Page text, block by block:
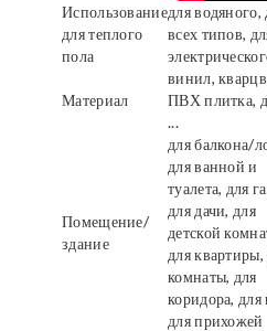
Использование
для теплого
пола
для водяного,
всех типов,
Материал
винил,
ПВХ плитка,
...
Помещение/
здание
для балкона/
для ванной и
туалета, для
для дачи, для
детской
для квартиры,
комнаты, для
коридора, для
для прихожей